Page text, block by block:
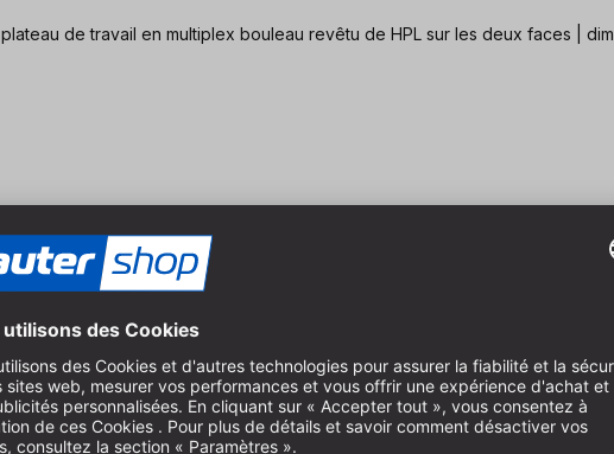
Plan de travail à trame perforée HPL / Multiplex Ø 20 mm plateau de travail en multiplex bouleau revêtu de HPL